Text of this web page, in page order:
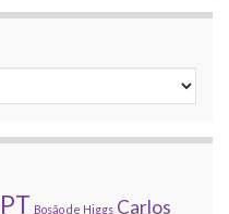
Bosão de Higgs Carlos